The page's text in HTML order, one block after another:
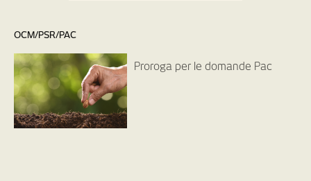
OCM/PSR/PAC
Proroga per le domande Pac